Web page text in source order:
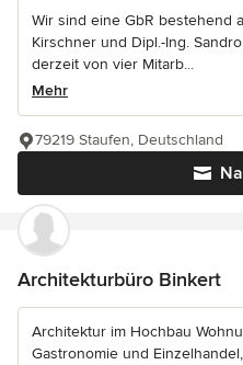
Wir sind eine GbR bestehend
Kirschner und Dipl.-Ing.
derzeit von vier Mitarb...
Mehr
79219 Staufen, Deutschland
Architekturbüro Binkert
Architektur im Hochbau
Gastronomie und